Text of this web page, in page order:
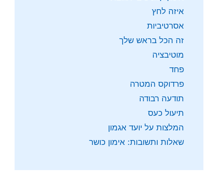
איזה לחץ
אסרטיביות
זה הכל בראש שלך
מוטיבציה
פחד
פרדוקס המטרה
תודעה רבודה
תיעול כעס
המלצות על יועד אגמון
שאלות ותשובות: אימון כושר